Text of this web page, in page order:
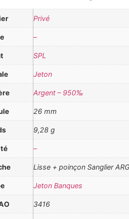
Privé
–
SPL
Jeton
Argent – 950‰
26 mm
9,28 g
–
Lisse + poinçon Sanglier
Jeton Banques
3416